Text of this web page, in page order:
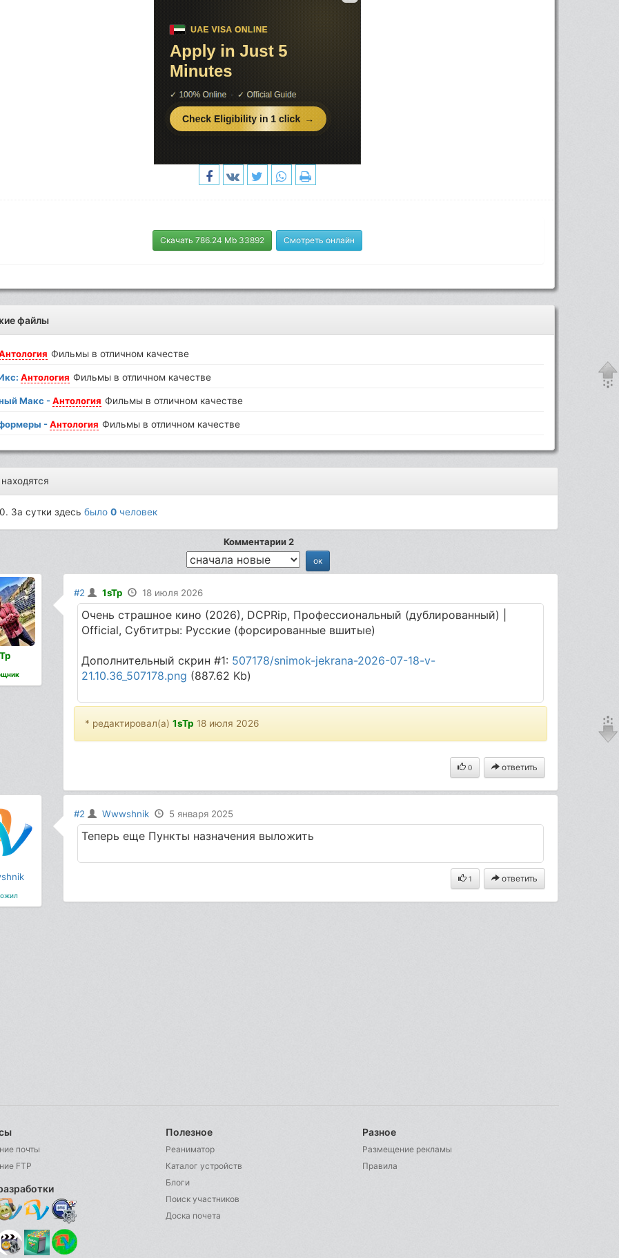
Скачать 786.24 Mb 33892 Смотреть онлайн
файлы
Фильмы в отличном качестве
Антология Фильмы в отличном качестве
Макс -Антология Фильмы в отличном качестве
-Антология Фильмы в отличном качестве
За сутки здесьбыло0 человек
Комментарии 2
#2 1sTp 18 июля 2026
Очень страшное кино (2026), DCPRip, Профессиональный (дублированный) |
Official, Субтитры: Русские (форсированные вшитые)
Дополнительный скрин #1: 507178/snimok-jekrana-2026-07-18-v-
21.10.36_507178.png (887.62 Kb)
* редактировал(а) 1sTp 18 июля 2026
0 ответить
#2 Wwwshnik 5 января 2025
Теперь еще Пункты назначения выложить
1 ответить
почты
FTP
Полезное
Реаниматор
Каталог устройств
Блоги
Поиск участников
Доска почета
Разное
Размещение рекламы
Правила